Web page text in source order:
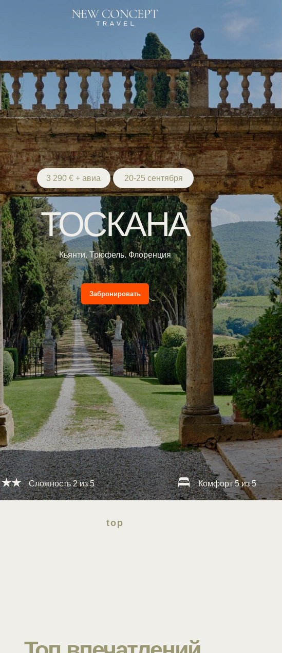
Кьянти. Трюфель. Флоренция
ТОСКАНА
20-25 сентября
3 290 € + авиа
Забронировать
Сложность 2 из 5 Комфорт 5 из 5
top